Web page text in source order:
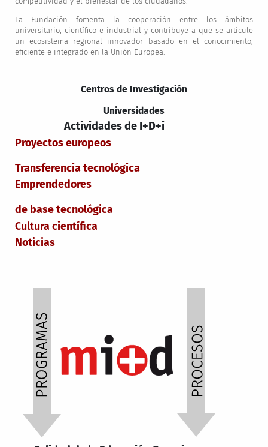
La Fundación fomenta la cooperación entre los ámbitos
universitario, científico e industrial y contribuye a que se articule
un ecosistema regional innovador basado en el conocimiento,
eficiente e integrado en la Unión Europea.
Centros de Investigación
Universidades
Actividades de I+D+i
Proyectos europeos
Transferencia tecnológica
Emprendedores
de base tecnológica
Cultura científica
Noticias